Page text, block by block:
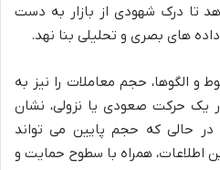
تا درک شهودی از بازار به دست
های بصری و تحلیلی بنا نهد.
و الگوها، حجم معاملات را نیز به
یک حرکت صعودی یا نزولی، نشان
حالی که حجم پایین می تواند
اطلاعات، همراه با سطوح حمایت و